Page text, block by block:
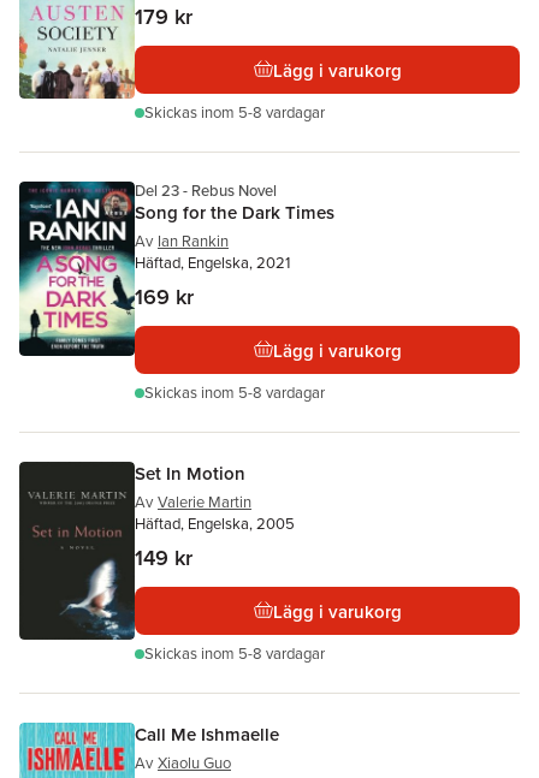
179 kr
Lägg i varukorg
Skickas inom 5-8 vardagar
Del 23 - Rebus Novel
Song for the Dark Times
Av Ian Rankin
Häftad, Engelska, 2021
169 kr
Lägg i varukorg
Skickas inom 5-8 vardagar
Set In Motion
Av Valerie Martin
Häftad, Engelska, 2005
149 kr
Lägg i varukorg
Skickas inom 5-8 vardagar
Call Me Ishmaelle
Av Xiaolu Guo